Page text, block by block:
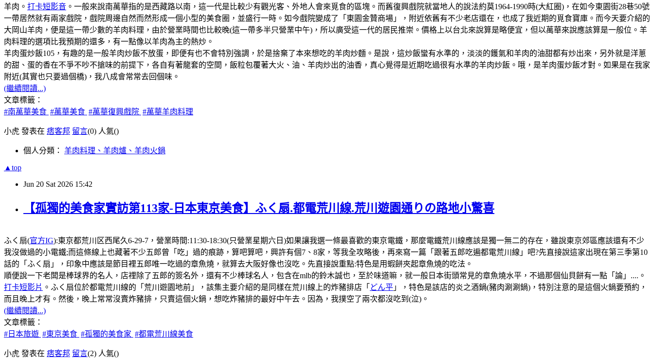
羊肉。 打卡短影音 。一般來說南萬華指的是西藏路以南，這一代是比較少有觀光客、外地人會來覓食的區塊。而舊復興戲院就當地人的說法約莫1964-1990時(大紅圈)，在如今東園街28巷50號
一帶居然就有兩家戲院，戲院周邊自然而然形成一個小型的美食圈，並盛行一時。如今戲院變成了「東園金贊商場」，附近依舊有不少老店還在，也成了我近期的覓食寶庫。而今天要介紹的
大岡山羊肉，便是這一帶少數的羊肉料理，由於營業時間也比較晚(這一帶多半只營業中午)，所以廣受這一代的居民推崇。價格上以台北來說算是略便宜，但以萬華來說應該算是一般位。羊
肉料理的選項比我預期的還多，有一點像以羊肉為主的熱炒。
羊肉蛋炒飯105，有趣的是一般羊肉炒飯不放蛋，即便有也不會特別強調，於是捨棄了本來想吃的羊肉炒麵。是說，這炒飯蠻有水準的，淡淡的鑊氣和羊肉的油甜都有炒出來，另外就是洋蔥
的甜、蛋的香在不爭不吵不搶味的前提下，各自有著龍套的空間，飯粒包覆著大火、油、羊肉炒出的油香，真心覺得是近期吃過很有水準的羊肉炒飯。哦，是羊肉蛋炒飯才對。如果是在我家
附近(其實也只要過個橋)，我八成會常常去回個味。
(繼續閱讀...)
文章標籤：
#南萬華美食 #萬華美食 #萬華復興戲院 #萬華羊肉料理
小虎 發表在 痞客邦 留言(0) 人氣()
個人分類： 羊肉料理、羊肉爐、羊肉火鍋
▲top
Jun 20 Sat 2026 15:42
【孤獨的美食家實訪第113家-日本東京美食】ふく扇.都電荒川線.荒川遊園通りの路地小驚喜
ふく扇(官方IG):東京都荒川区西尾久6-29-7，營業時間:11:30-18:30(只營業星期六日)如果讓我選一條最喜歡的東京電鐵，那麼電鐵荒川線應該是獨一無二的存在，雖說東京郊區應該還有不少
我沒做過的小電鐵;而這條線上也藏著不少五郎曾「吃」過的痕跡，算吧算吧，興許有個7、8家，等我全攻略後，再來寫一篇「跟著五郎吃遍都電荒川線」吧?先直接說這家出現在第三季第10
話的「ふく扇」，印象中應該是節目裡五郎唯一吃過的章魚燒，就算去大阪好像也沒吃。先直接說重點:特色是用蝦餅夾起章魚燒的吃法。
順便說一下老闆是棒球界的名人，店𥚃除了五郎的簽名外，還有不少棒球名人，包含在mlb的鈴木誠也，至於味道嘛，就一般日本街頭常見的章魚燒水平，不過那個仙貝餅有一點「論」....。
打卡短影片 。ふく扇位於都電荒川線的「荒川遊園地前」，該集主要介紹的是同樣在荒川線上的炸豬排店「 どん平 」，特色是該店的炎之酒鍋(豬肉涮涮鍋)，特別注意的是這個火鍋要預約，
而且晚上才有。然後，晚上常常沒賣炸豬排，只賣這個火鍋，想吃炸豬排的最好中午去。因為，我撲空了兩次都沒吃到(泣)。
(繼續閱讀...)
文章標籤：
#日本旅遊 #東京美食 #孤獨的美食家 #都電荒川線美食
小虎 發表在 痞客邦 留言(2) 人氣()